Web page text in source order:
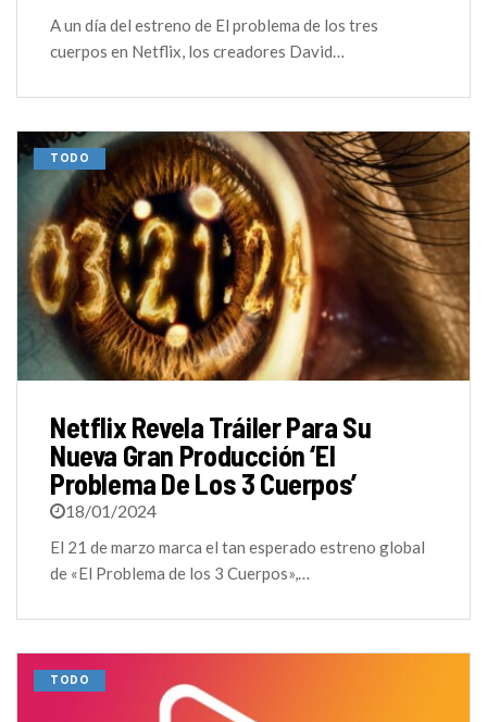
A un día del estreno de El problema de los tres
cuerpos en Netflix, los creadores David…
TODO
Netflix Revela Tráiler Para Su
Nueva Gran Producción ‘El
Problema De Los 3 Cuerpos’
18/01/2024
El 21 de marzo marca el tan esperado estreno global
de «El Problema de los 3 Cuerpos»,…
TODO